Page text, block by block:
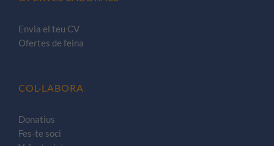
Envia el teu CV
Ofertes de feina
COL·LABORA
Donatius
Fes-te soci